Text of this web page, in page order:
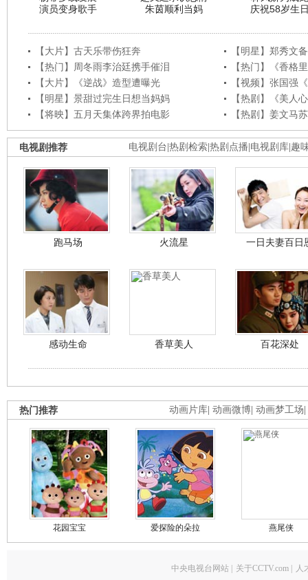
演员变身歌手
朱茵顺利当妈
庆祝58岁生
【大片】古天乐带伤狂奔
【明星】郑秀文
【热门】周冬雨李治廷携手催泪
【热门】《香格
【大片】《逆战》造型遭曝光
【视频】张国强
【明星】景甜过完生日想当妈妈
【热剧】《美人
【将映】五月天集体跨界拍电影
【热剧】姜文马
电视剧台 热剧检索 热剧点播 电视剧库 趣
电视剧推荐
跑马场 火流星 一日夫妻百日
感动生命 香草美人 百花深处
动画片库 动画微博 动画梦工场
热门推荐
花园宝宝 爱探险的朵拉 燕尾侠
中央电视台网站 关于CCTV.com 人